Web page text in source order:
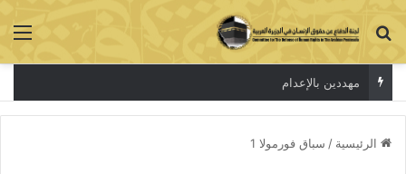
بحث عن
مهددين بالإعدام
الرئيسية / سباق فورمولا 1